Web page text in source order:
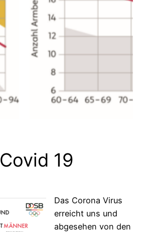
Covid 19
Das Corona Virus
erreicht uns und
abgesehen von den